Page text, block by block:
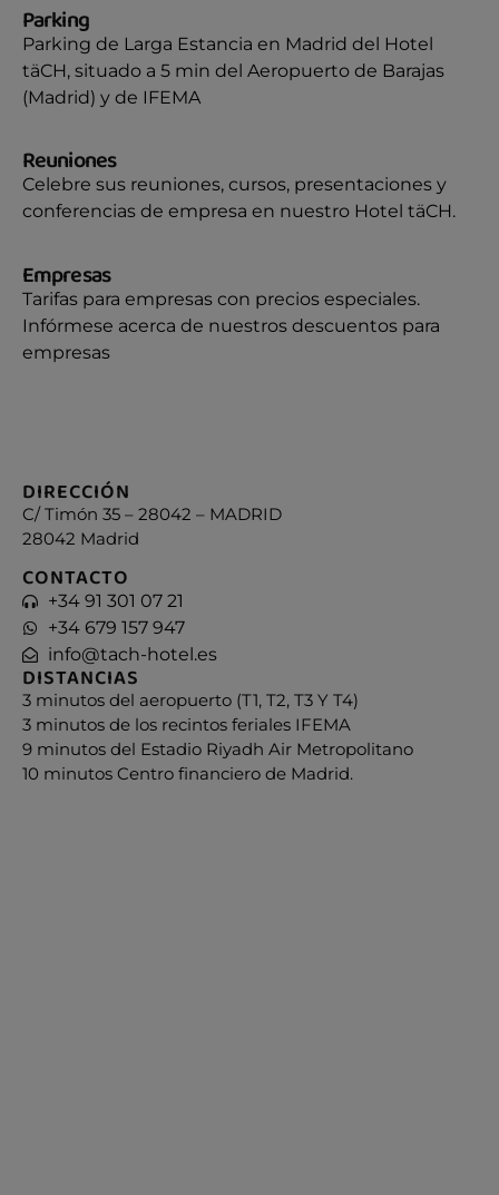
Parking
Parking de Larga Estancia en Madrid del Hotel
täCH, situado a 5 min del Aeropuerto de Barajas
(Madrid) y de IFEMA
Reuniones
Celebre sus reuniones, cursos, presentaciones y
conferencias de empresa en nuestro Hotel täCH.
Empresas
Tarifas para empresas con precios especiales.
Infórmese acerca de nuestros descuentos para
empresas
DIRECCIÓN
C/ Timón 35 – 28042 – MADRID
28042 Madrid
CONTACTO
+34 91 301 07 21
+34 679 157 947
info@tach-hotel.es
DISTANCIAS
3 minutos del aeropuerto (T1, T2, T3 Y T4)
3 minutos de los recintos feriales IFEMA
9 minutos del Estadio Riyadh Air Metropolitano
10 minutos Centro financiero de Madrid.